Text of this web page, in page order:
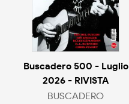
Buscadero 500 - Luglio
2026 - RIVISTA
BUSCADERO